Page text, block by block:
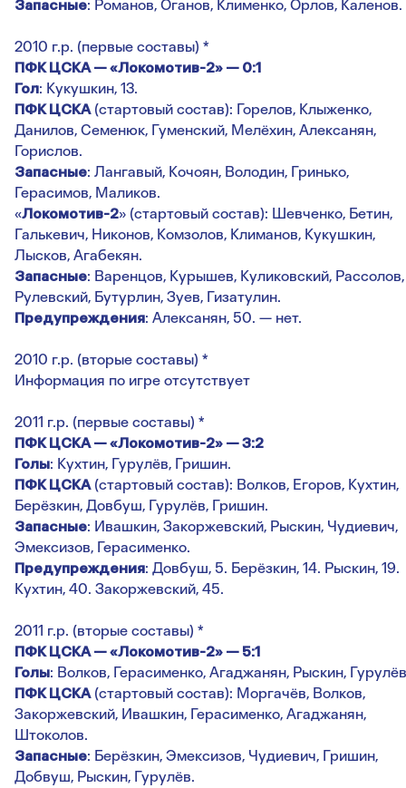
Запасные: Романов, Оганов, Клименко, Орлов, Каленов.
2010 г.р. (первые составы) *
ПФК ЦСКА — «Локомотив-2» — 0:1
Гол: Кукушкин, 13.
ПФК ЦСКА(стартовый состав): Горелов, Клыженко,
Данилов, Семенюк, Гуменский, Мелёхин, Алексанян,
Горислов.
Запасные: Лангавый, Кочоян, Володин, Гринько,
Герасимов, Маликов.
«Локомотив-2» (стартовый состав): Шевченко, Бетин,
Галькевич, Никонов, Комзолов, Климанов, Кукушкин,
Лысков, Агабекян.
Запасные: Варенцов, Курышев, Куликовский, Рассолов,
Рулевский, Бутурлин, Зуев, Гизатулин.
Предупреждения: Алексанян, 50. — нет.
2010 г.р. (вторые составы) *
Информация по игре отсутствует
2011 г.р. (первые составы) *
ПФК ЦСКА — «Локомотив-2» — 3:2
Голы: Кухтин, Гурулёв, Гришин.
ПФК ЦСКА(стартовый состав): Волков, Егоров, Кухтин,
Берёзкин, Довбуш, Гурулёв, Гришин.
Запасные: Ивашкин, Закоржевский, Рыскин, Чудиевич,
Эмексизов, Герасименко.
Предупреждения: Довбуш, 5. Берёзкин, 14. Рыскин, 19.
Кухтин, 40. Закоржевский, 45.
2011 г.р. (вторые составы) *
ПФК ЦСКА — «Локомотив-2» — 5:1
Голы: Волков, Герасименко, Агаджанян, Рыскин,
ПФК ЦСКА(стартовый состав): Моргачёв, Волков,
Закоржевский, Ивашкин, Герасименко, Агаджанян,
Штоколов.
Запасные: Берёзкин, Эмексизов, Чудиевич, Гришин,
Добвуш, Рыскин, Гурулёв.